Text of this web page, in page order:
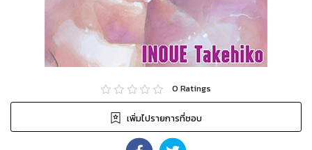
0 Ratings
เพิ่มไปรายการที่ชอบ